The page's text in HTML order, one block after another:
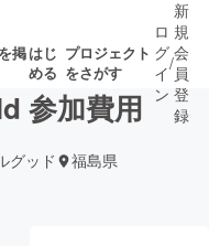
掲はじ
める
プロジェクト
をさがす
ロ
グ
イ
ン
/
新
規
会
員
登
録
参加費用
グッド 福島県